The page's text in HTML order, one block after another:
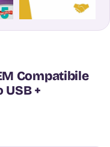
Compatibile
USB +